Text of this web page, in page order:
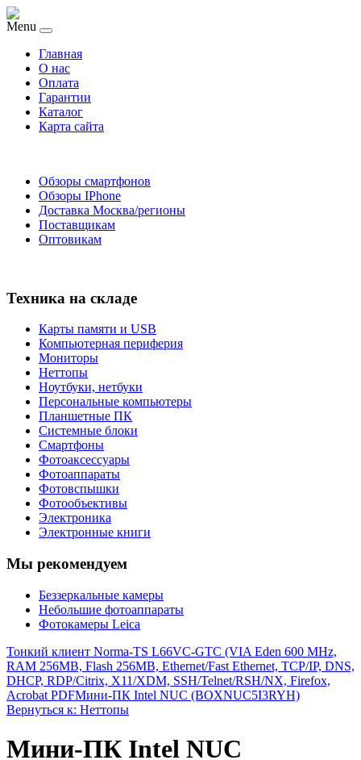
Menu
Главная
O нас
Оплата
Гарантии
Каталог
Карта сайта
Обзоры смартфонов
Обзоры IPhone
Доставка Москва/регионы
Поставщикам
Оптовикам
Техника на складе
Карты памяти и USB
Компьютерная периферия
Мониторы
Неттопы
Ноутбуки, нетбуки
Персональные компьютеры
Планшетные ПК
Системные блоки
Смартфоны
Фотоаксессуары
Фотоаппараты
Фотовспышки
Фотообъективы
Электроника
Электронные книги
Мы рекомендуем
Беззеркальные камеры
Небольшие фотоаппараты
Фотокамеры Leica
Тонкий клиент Norma-TS L66VC-GTC (VIA Eden 600 MHz,
RAM 256MB, Flash 256MB, Ethernet/Fast Ethernet, TCP/IP, DNS,
DHCP, RDP/Citrix, X11/XDM, SSH/Telnet/RSH/NX, Firefox,
Acrobat PDFМини-ПК Intel NUC (BOXNUC5I3RYH)
Вернуться к: Неттопы
Мини-ПК Intel NUC